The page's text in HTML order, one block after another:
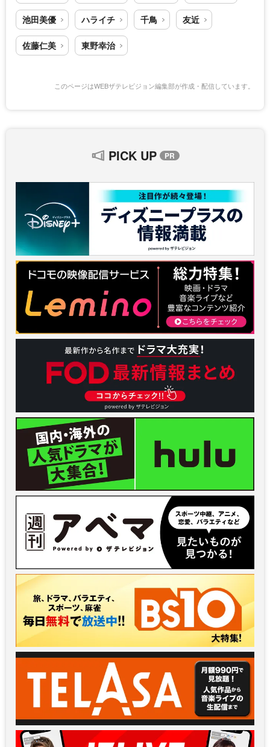
池田美優 ハライチ 千鳥 友近
佐藤仁美 東野幸治
このページはWEBザテレビジョン編集部が作成・配信しています。
PICK UP